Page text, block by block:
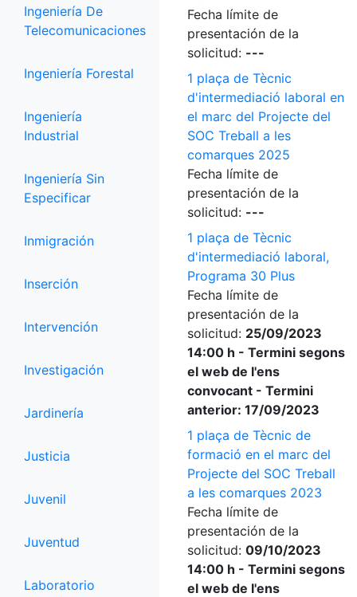
Ingeniería De
Telecomunicaciones
Ingeniería Forestal
Ingeniería
Industrial
Ingeniería Sin
Especificar
Inmigración
Inserción
Intervención
Investigación
Jardinería
Justicia
Juvenil
Juventud
Laboratorio
Fecha límite de
presentación de la
solicitud: ---
1 plaça de Tècnic
d'intermediació laboral en
el marc del Projecte del
SOC Treball a les
comarques 2025
Fecha límite de
presentación de la
solicitud: ---
1 plaça de Tècnic
d'intermediació laboral,
Programa 30 Plus
Fecha límite de
presentación de la
solicitud: 25/09/2023
14:00 h - Termini segons
el web de l'ens
convocant - Termini
anterior: 17/09/2023
1 plaça de Tècnic de
formació en el marc del
Projecte del SOC Treball
a les comarques 2023
Fecha límite de
presentación de la
solicitud: 09/10/2023
14:00 h - Termini segons
el web de l'ens